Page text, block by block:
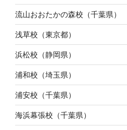
流山おおたかの森校（千葉県）
浅草校（東京都）
浜松校（静岡県）
浦和校（埼玉県）
浦安校（千葉県）
海浜幕張校（千葉県）